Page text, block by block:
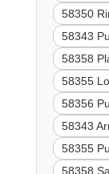
58350
58343
58358
58355
58356
58343
58355
58358